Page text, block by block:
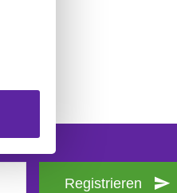
Registrieren